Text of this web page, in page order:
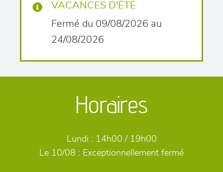
VACANCES D'ÉTÉ
Fermé du 09/08/2026 au
24/08/2026
Horaires
Lundi : 14h00 / 19h00
Le 10/08 : Exceptionnellement fermé